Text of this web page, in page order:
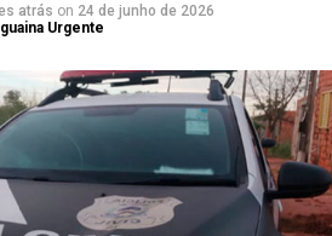
atrás on 24 de junho de 2026
Urgente